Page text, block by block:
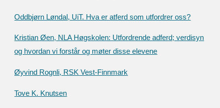
Oddbjørn Løndal, UiT. Hva er atferd som utfordrer oss?
Kristian Øen, NLA Høgskolen: Utfordrende adferd; verdisyn
og hvordan vi forstår og møter disse elevene
Øyvind Rognli, RSK Vest-Finnmark
Tove K. Knutsen